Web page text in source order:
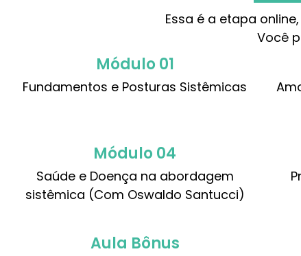
Essa é a etapa
Você
Módulo 01
Fundamentos e Posturas Sistêmicas
Módulo 04
Saúde e Doença na abordagem
sistêmica (Com Oswaldo Santucci)
Aula Bônus